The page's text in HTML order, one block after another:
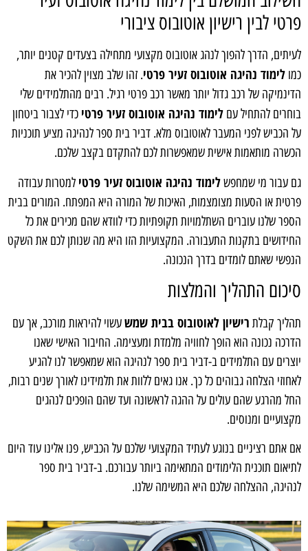
פרטי לבין רישיון אוטובוס ציבורי
לעיתים, הדרך להפוך לנהג אוטובוס מקצועי מתחילה בצעדים קטנים יותר,
כמו לימוד נהיגה אוטובוס זעיר פרטי. זהו שלב מצוין להכיר את
הדינמיקה של רכב גדול יותר מאשר רכב פרטי רגיל. רבים מהתלמידים שלי
בוחרים להתחיל עם לימוד נהיגה אוטובוס זעיר פרטי כדי לצבור ביטחון
על הכביש לפני המעבר לאוטובוס מלא. דביר בית ספר לנהיגה מציע תוכניות
הכשרה מותאמות אישית שמאפשרות לכם להתקדם בקצב שלכם.
גם עבור מי שמחפשלימוד נהיגה אוטובוס זעיר פרטי למטרות עבודה
פרטית או הסעות מצומצמות, האיכות של המורה היא המפתח. המורים בבית
הספר שלנו עוברים השתלמויות תקופתיות כדי לוודא שהם מכירים את כל
החידושים בתקנות התעבורה. המקצועיות הזו היא מה שנותן לכם את השקט
הנפשי שאתם לומדים בדרך הנכונה.
סיכום התהליך והמלצות
תהליך קבלת רישיון לאוטובוס בבית שמשעשוי להיראות מורכב, אך עם
הדרכה נכונה הוא הופך לחוויה מלמדת ומעצימה. החיבור האישי שאנו
יוצרים עם התלמידים ב-דביר בית ספר לנהיגה הוא שמאפשר לנו להגיע
לאחוזי הצלחה גבוהים כל כך. אנו גאים ללוות את תלמידינו לאורך שנים רבות,
החל מהרגע שהם עולים על ההגה לראשונה ועד שהם הופכים לנהגים
מקצועיים ומנוסים.
אם אתם רציניים בנוגע לעתיד המקצועי שלכם על הכביש, פנו אלינו עוד היום
לתיאום תוכנית הלימודים המתאימה ביותר עבורכם. ב-דביר בית ספר
לנהיגה, ההצלחה שלכם היא המשימה שלנו.